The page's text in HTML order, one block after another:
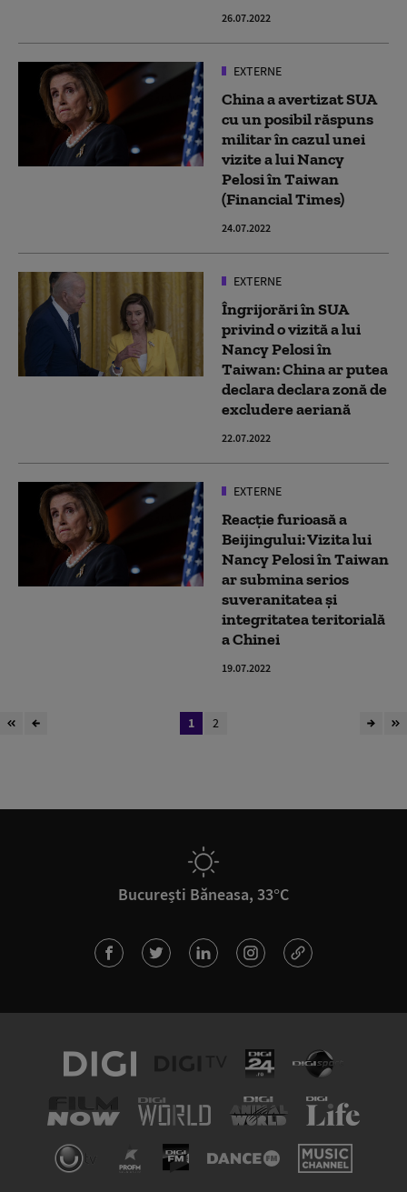
26.07.2022
EXTERNE
China a avertizat SUA
cu un posibil răspuns
militar în cazul unei
vizite a lui Nancy
Pelosi în Taiwan
(Financial Times)
24.07.2022
EXTERNE
Îngrijorări în SUA
privind o vizită a lui
Nancy Pelosi în
Taiwan: China ar putea
declara declara zonă de
excludere aeriană
22.07.2022
EXTERNE
Reacție furioasă a
Beijingului: Vizita lui
Nancy Pelosi în Taiwan
ar submina serios
suveranitatea și
integritatea teritorială
a Chinei
19.07.2022
1 2
București Băneasa, 33°C